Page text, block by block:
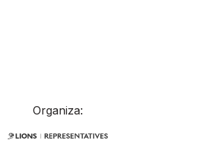
Organiza: